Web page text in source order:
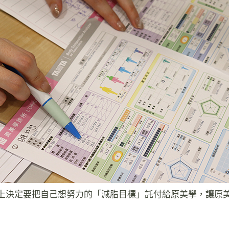
決定要把自己想努力的「減脂目標」託付給原美學，讓原